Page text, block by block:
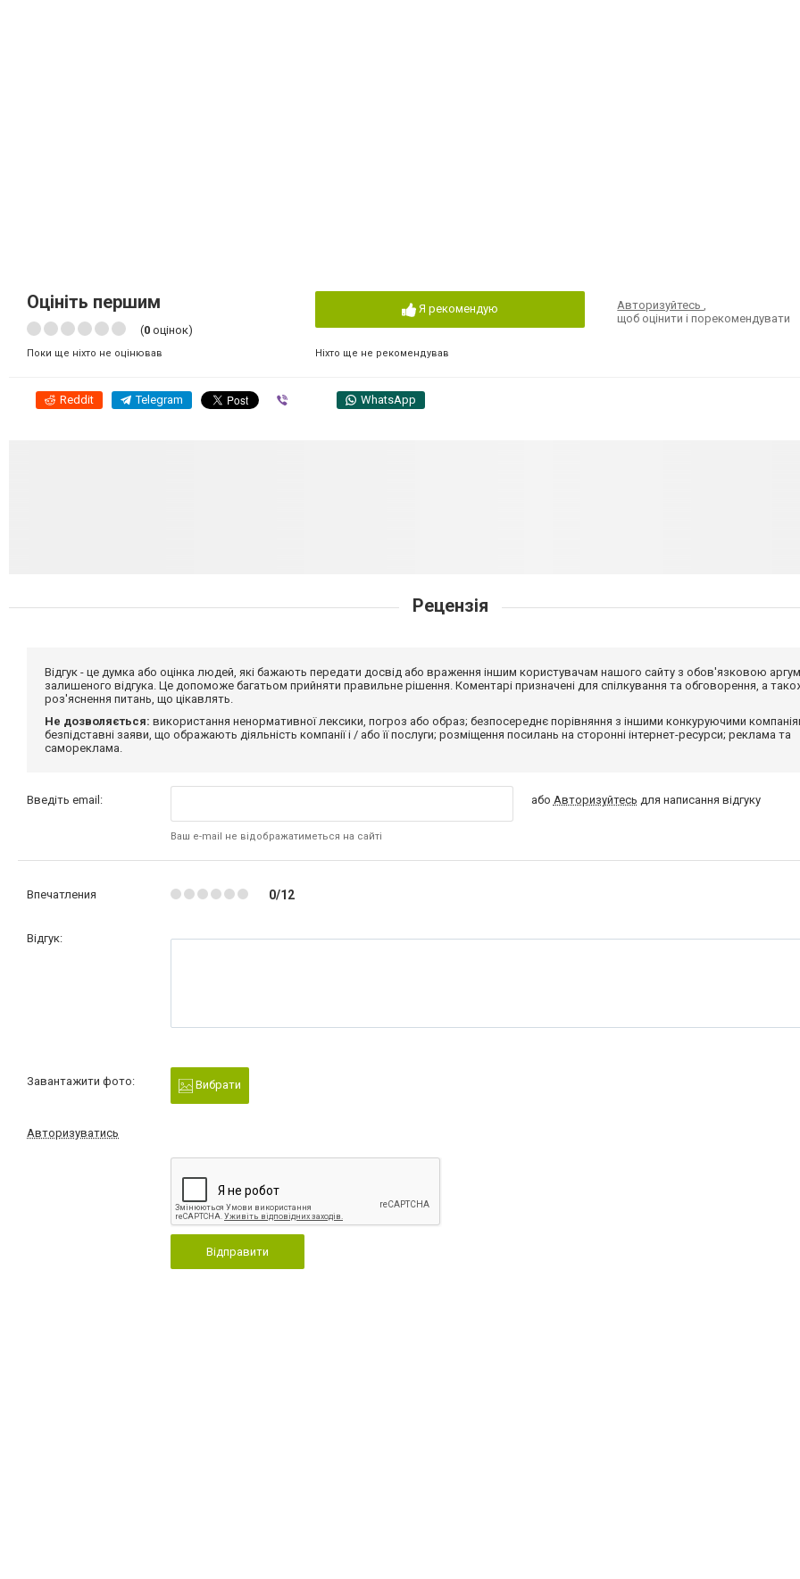
Оцініть першим
(0 оцінок)
Поки ще ніхто не оцінював
Я рекомендую
Ніхто ще не рекомендував
Авторизуйтесь,
щоб оцінити і порекомендувати
Reddit Telegram WhatsApp
Рецензія
Відгук - це думка або оцінка людей, які бажають передати досвід або враження іншим користувачам нашого сайту з обов'язковою
залишеного відгука. Це допоможе багатьом прийняти правильне рішення. Коментарі призначені для спілкування та обговорення, а
роз'яснення питань, що цікавлять.
Не дозволяється: використання ненормативної лексики, погроз або образ; безпосереднє порівняння з іншими конкуруючими
безпідставні заяви, що ображають діяльність компанії і / або її послуги; розміщення посилань на сторонні інтернет-ресурси; реклама та
самореклама.
Введіть email:
Ваш e-mail не відображатиметься на сайті
або Авторизуйтесь для написання відгуку
Впечатления 0/12
Відгук:
Завантажити фото: Вибрати
Авторизуватись
Відправити